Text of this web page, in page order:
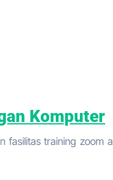
Komputer
fasilitas training zoom